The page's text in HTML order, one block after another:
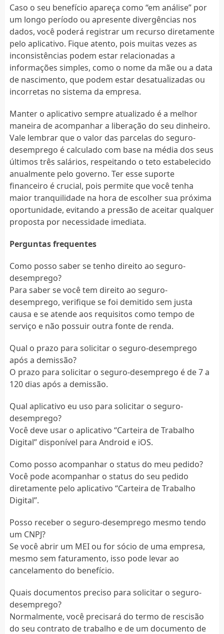
Caso o seu benefício apareça como “em análise” por
um longo período ou apresente divergências nos
dados, você poderá registrar um recurso diretamente
pelo aplicativo. Fique atento, pois muitas vezes as
inconsistências podem estar relacionadas a
informações simples, como o nome da mãe ou a data
de nascimento, que podem estar desatualizadas ou
incorretas no sistema da empresa.
Manter o aplicativo sempre atualizado é a melhor
maneira de acompanhar a liberação do seu dinheiro.
Vale lembrar que o valor das parcelas do seguro-
desemprego é calculado com base na média dos seus
últimos três salários, respeitando o teto estabelecido
anualmente pelo governo. Ter esse suporte
financeiro é crucial, pois permite que você tenha
maior tranquilidade na hora de escolher sua próxima
oportunidade, evitando a pressão de aceitar qualquer
proposta por necessidade imediata.
Perguntas frequentes
Como posso saber se tenho direito ao seguro-
desemprego?
Para saber se você tem direito ao seguro-
desemprego, verifique se foi demitido sem justa
causa e se atende aos requisitos como tempo de
serviço e não possuir outra fonte de renda.
Qual o prazo para solicitar o seguro-desemprego
após a demissão?
O prazo para solicitar o seguro-desemprego é de 7 a
120 dias após a demissão.
Qual aplicativo eu uso para solicitar o seguro-
desemprego?
Você deve usar o aplicativo “Carteira de Trabalho
Digital” disponível para Android e iOS.
Como posso acompanhar o status do meu pedido?
Você pode acompanhar o status do seu pedido
diretamente pelo aplicativo “Carteira de Trabalho
Digital”.
Posso receber o seguro-desemprego mesmo tendo
um CNPJ?
Se você abrir um MEI ou for sócio de uma empresa,
mesmo sem faturamento, isso pode levar ao
cancelamento do benefício.
Quais documentos preciso para solicitar o seguro-
desemprego?
Normalmente, você precisará do termo de rescisão
do seu contrato de trabalho e de um documento de